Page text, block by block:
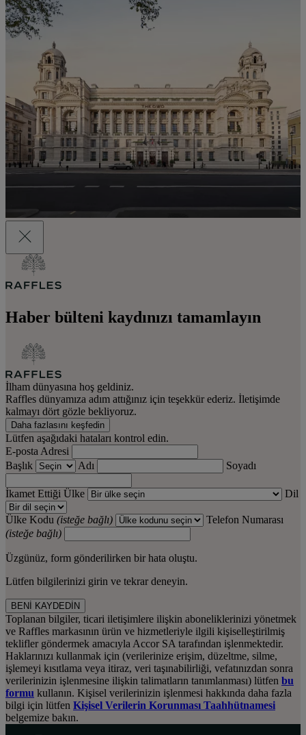
Haber bülteni kaydınızı tamamlayın
İlham dünyasına hoş geldiniz.
Raffles dünyamıza adım attığınız için teşekkür ederiz. İletişimde
kalmayı dört gözle bekliyoruz.
Daha fazlasını keşfedin
Lütfen aşağıdaki hataları kontrol edin.
E-posta Adresi
Başlık
Adı Soyadı
İkamet Ettiği Ülke Dil
Ülke Kodu (isteğe bağlı)
Telefon Numarası
(isteğe bağlı)
Üzgünüz, form gönderilirken bir hata oluştu.
Lütfen bilgilerinizi girin ve tekrar deneyin.
BENİ KAYDEDİN
Toplanan bilgiler, ticari iletişimlere ilişkin aboneliklerinizi yönetmek
ve Raffles markasının ürün ve hizmetleriyle ilgili kişiselleştirilmiş
teklifler göndermek amacıyla Accor SA tarafından işlenmektedir.
Haklarınızı kullanmak için (verilerinize erişim, düzeltme, silme,
işlemeyi kısıtlama veya itiraz, veri taşınabilirliği, vefatınızdan sonra
verilerinizin işlenmesine ilişkin talimatların tanımlanması) lütfen bu
formu kullanın. Kişisel verilerinizin işlenmesi hakkında daha fazla
bilgi için lütfen Kişisel Verilerin Korunması Taahhütnamesi
belgemize bakın.